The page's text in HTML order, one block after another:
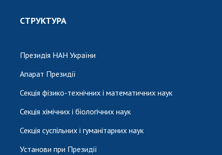
СТРУКТУРА
Президія НАН України
Апарат Президії
Секція фізико-технічних і математичних наук
Секція хімічних і біологічних наук
Секція суспільних і гуманітарних наук
Установи при Президії